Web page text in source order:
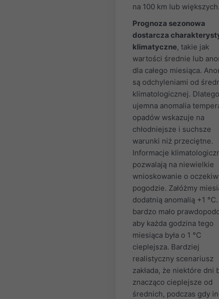
na 100 km lub
Prognoza sezonowa
dostarcza
klimatyczne, takie jak
wartości średnie lub
dla całego miesiąca.
są odchyleniami od
klimatologicznej. Dlatego
ujemna anomalia
opadów wskazuje na
chłodniejsze i suchsze
warunki niż przeciętne.
Informacje
pozwalają na niewielkie
wnioskowanie o
pogodzie. Załóżmy
dodatnią anomalią +1
bardzo mało
aby każda godzina tego
miesiąca była o 1 °C
cieplejsza. Bardziej
realistyczny scenariusz
zakłada, że niektóre dni
znacząco cieplejsze od
średnich, podczas gdy